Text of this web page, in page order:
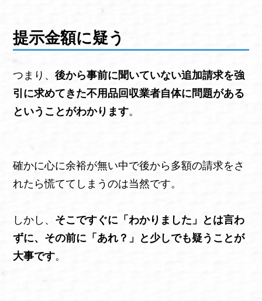
提示金額に疑う
つまり、後から事前に聞いていない追加請求を強
引に求めてきた不用品回収業者自体に問題がある
ということがわかります。
確かに心に余裕が無い中で後から多額の請求をさ
れたら慌ててしまうのは当然です。
しかし、 そこですぐに「わかりました」とは言わ
ずに、その前に「あれ？」と少しでも疑うことが
大事です。